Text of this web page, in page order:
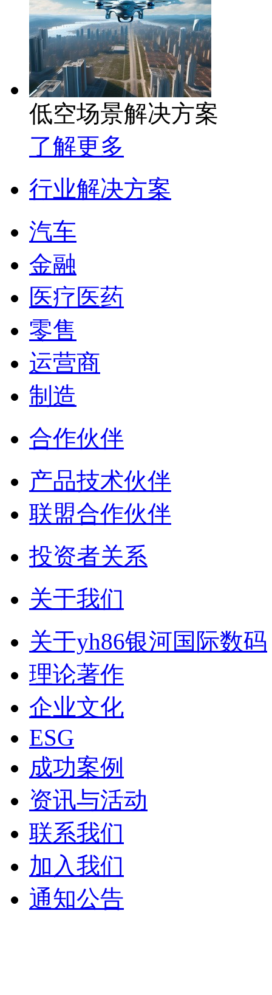
低空场景解决方案
了解更多
行业解决方案
汽车
金融
医疗医药
零售
运营商
制造
合作伙伴
产品技术伙伴
联盟合作伙伴
投资者关系
关于我们
关于yh86银河国际数码
理论著作
企业文化
ESG
成功案例
资讯与活动
联系我们
加入我们
通知公告